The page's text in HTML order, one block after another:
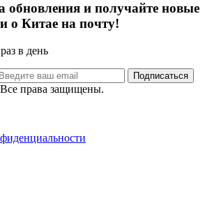
обновления и получайте новые
о Китае на почту!
в день
права защищены.